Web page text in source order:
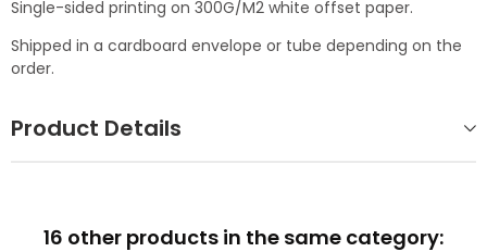
Single-sided printing on 300G/M2 white offset paper.
Shipped in a cardboard envelope or tube depending on the
order.
Product Details
16 other products in the same category: